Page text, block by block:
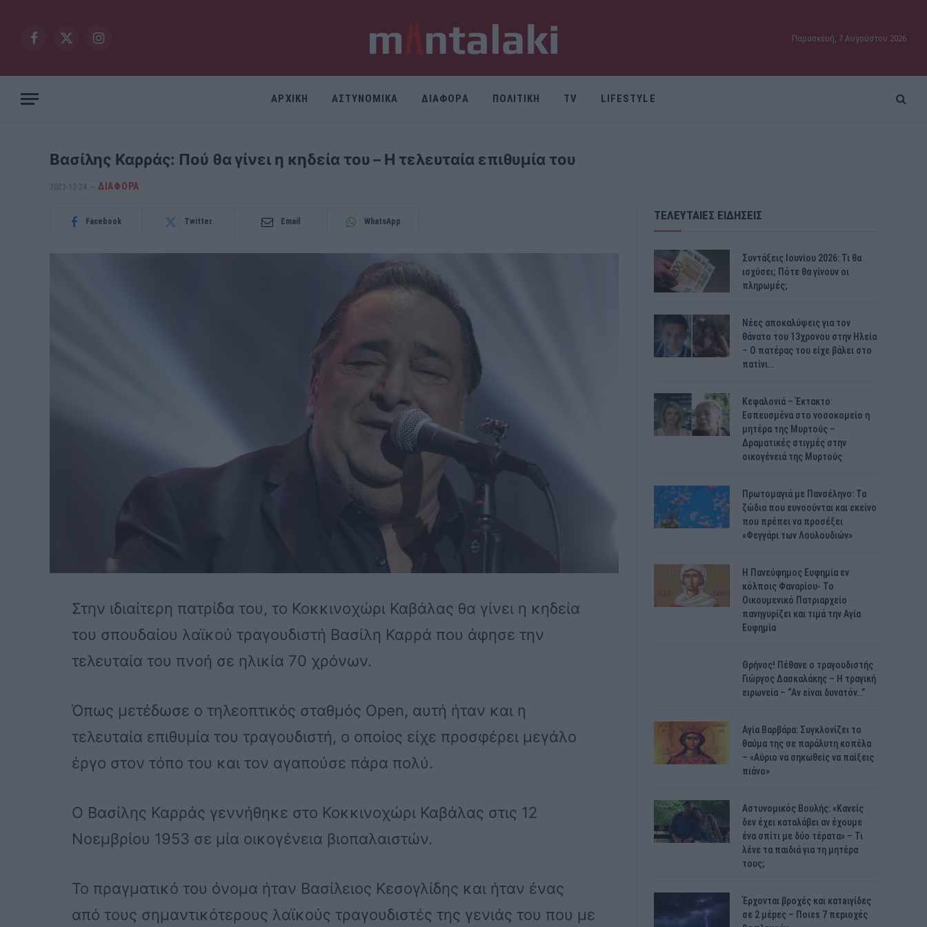
Facebook
X
Instagram
Παρασκευή, 7 Αυγούστου 2026
ΑΡΧΙΚΗ ΑΣΤΥΝΟΜΙΚΑ ΔΙΑΦΟΡΑ ΠΟΛΙΤΙΚΗ TV LIFESTYLE
Βασίλης Καρράς: Πού θα γίνει η κηδεία του – Η τελευταία επιθυμία του
2023-12-24 ΔΙΆΦΟΡΑ
Facebook Twitter Email WhatsApp
Στην ιδιαίτερη πατρίδα του, το Κοκκινοχώρι Καβάλας θα γίνει η κηδεία
του σπουδαίου λαϊκού τραγουδιστή Βασίλη Καρρά που άφησε την
τελευταία του πνοή σε ηλικία 70 χρόνων.
Όπως μετέδωσε ο τηλεοπτικός σταθμός Open, αυτή ήταν και η
τελευταία επιθυμία του τραγουδιστή, ο οποίος είχε προσφέρει μεγάλο
έργο στον τόπο του και τον αγαπούσε πάρα πολύ.
Ο Βασίλης Καρράς γεννήθηκε στο Κοκκινοχώρι Καβάλας στις 12
Νοεμβρίου 1953 σε μία οικογένεια βιοπαλαιστών.
Το πραγματικό του όνομα ήταν Βασίλειος Κεσογλίδης και ήταν ένας
από τους σημαντικότερους λαϊκούς τραγουδιστές της γενιάς του που με
ΤΕΛΕΥΤΑΙΕΣ ΕΙΔΗΣΕΙΣ
Συντάξεις Ιουνίου 2026: Τι θα
ισχύσει; Πότε θα γίνουν οι
πληρωμές;
Νέες αποκαλύψεις για τον
θάνατο του 13χρονου στην Ηλεία
– Ο πατέρας του είχε βάλει στο
πατίνι…
Κεφαλονιά – Έκτακτο:
Εσπευσμένα στο νοσοκομείο η
μητέρα της Μυρτούς –
Δραματικές στιγμές στην
οικογένειά της Μυρτούς
Πρωτομαγιά με Πανσέληνο: Τα
ζώδια που ευνοούνται και εκείνο
που πρέπει να προσέξει
«Φεγγάρι των Λουλουδιών»
H Πανεύφημος Ευφημία εν
κόλποις Φαναρίου- Το
Οικουμενικό Πατριαρχείο
πανηγυρίζει και τιμά την Αγία
Ευφημία
Θρήνος! Πέθανε ο τραγουδιστής
Γιώργος Δασκαλάκης – Η τραγική
ειρωνεία – “Αν είναι δυνατόν…”
Αγία Βαρβάρα: Συγκλονίζει το
θαύμα της σε παράλυτη κοπέλα
– «Αύριο να σηκωθείς να παίξεις
πιάνο»
Αστυνομικός Bουλής: «Κανείς
δεν έχει καταλάβει αν έχουμε
ένα σπίτι με δύο τέρατα» – Τι
λένε τα παιδιά για τη μητέρα
τους;
Έρχονται βροχές και κατaιγίδες
σε 2 μέpες – Ποιεs 7 πεpιοχές